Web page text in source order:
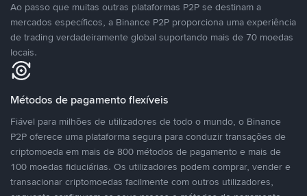
Ao passo que muitas outras plataformas P2P se destinam a
mercados específicos, a Binance P2P proporciona uma experiência
de trading verdadeiramente global suportando mais de 70 moedas
locais.
Métodos de pagamento flexíveis
Fiável para milhões de utilizadores de todo o mundo, o Binance
P2P oferece uma plataforma segura para conduzir transações de
criptomoeda em mais de 800 métodos de pagamento e mais de
100 moedas fiduciárias. Os utilizadores podem comprar, vender e
transacionar criptomoedas facilmente com outros utilizadores,